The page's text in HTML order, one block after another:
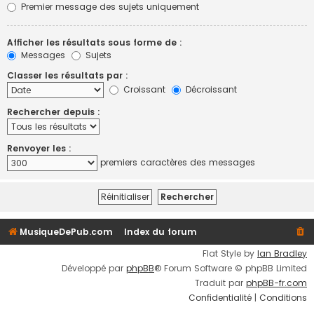
Premier message des sujets uniquement
Afficher les résultats sous forme de :
Messages
Sujets
Classer les résultats par :
Croissant
Décroissant
Rechercher depuis :
Renvoyer les :
premiers caractères des messages
MusiqueDePub.com
Index du forum
Flat Style by Ian Bradley
Développé par phpBB® Forum Software © phpBB Limited
Traduit par phpBB-fr.com
Confidentialité | Conditions